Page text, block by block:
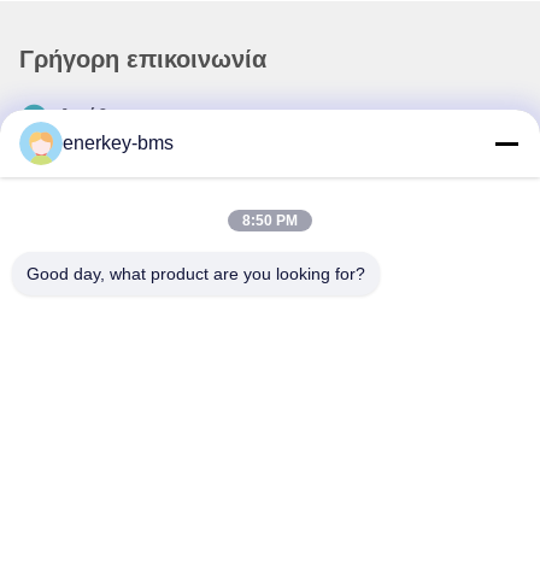
Γρήγορη επικοινωνία
Διεύθυνση
Περιοχή Α, 9ος όροφος, κτίριο Γ, βιομηχανικό πάρκο
χαμηλών ανθρακούχων εκπομπών Guancheng, κοινότητα
Shenzhen, Κίνα, 518106
Τηλ.
enerkey-bms
8:50 PM
Good day, what product are you looking for?